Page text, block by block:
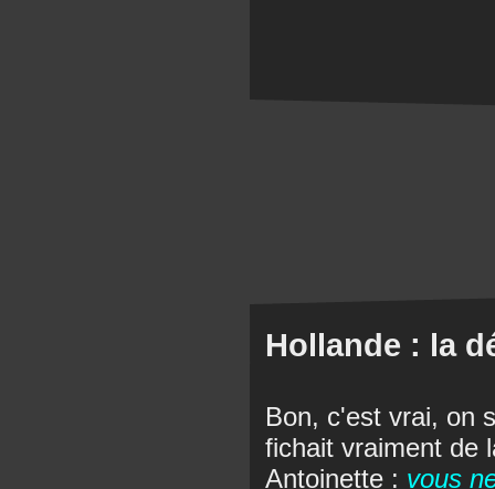
Hollande : la
Bon, c'est vrai, on
fichait vraiment de
Antoinette : vous